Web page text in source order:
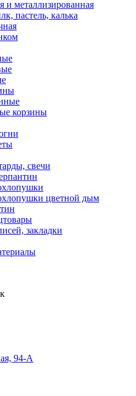
и металлизированная
пастель, калька
корзины
свечи
цветной дым
закладки
94-А